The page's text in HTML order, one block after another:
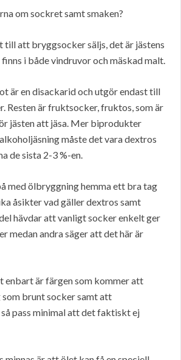
om sockret samt smaken?
till att bryggsocker säljs, det är jästens
i både vindruvor och mäskad malt.
är en disackarid och utgör endast till
Resten är fruktsocker, fruktos, som är
jästen att jäsa. Mer biprodukter
måste det vara dextros
de sista 2-3 %-en.
med ölbryggning hemma ett bra tag
åsikter vad gäller dextros samt
hävdar att vanligt socker enkelt ger
medan andra säger att det här är
enbart är färgen som kommer att
som brunt socker samt att
pass minimal att det faktiskt ej